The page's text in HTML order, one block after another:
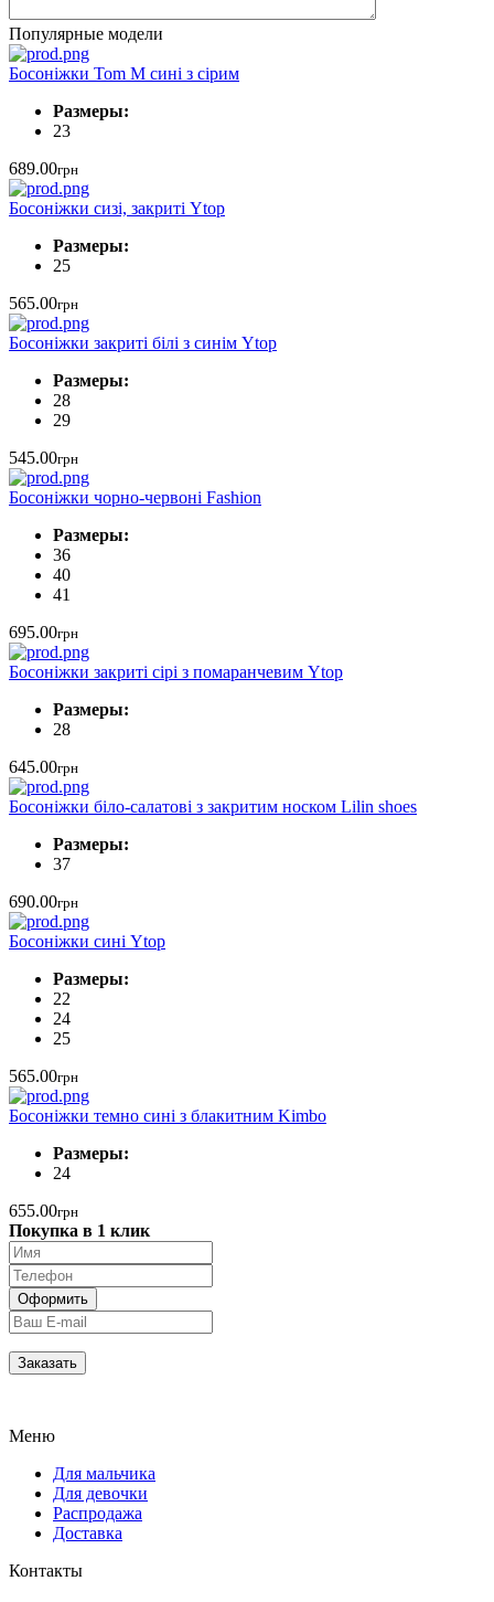
Популярные модели
Босоніжки Tom M сині з сірим
Размеры:
23
689.00грн
Босоніжки сизі, закриті Ytop
Размеры:
25
565.00грн
Босоніжки закриті білі з синім Ytop
Размеры:
28
29
545.00грн
Босоніжки чорно-червоні Fashion
Размеры:
36
40
41
695.00грн
Босоніжки закриті сірі з помаранчевим Ytop
Размеры:
28
645.00грн
Босоніжки біло-салатові з закритим носком Lilin shoes
Размеры:
37
690.00грн
Босоніжки сині Ytop
Размеры:
22
24
25
565.00грн
Босоніжки темно сині з блакитним Kimbo
Размеры:
24
655.00грн
Покупка в 1 клик
Меню
Для мальчика
Для девочки
Распродажа
Доставка
Контакты